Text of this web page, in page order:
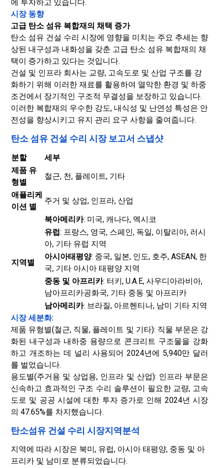
에 투자하고 있습니다.
시장 동향
고급 탄소 섬유 복합재의 채택 증가
탄소 섬유 건설 수리 시장에 영향을 미치는 주요 추세는 향
상된 내구성과 내화성을 갖춘 고급 탄소 섬유 복합재의 채
택이 증가하고 있다는 것입니다.
건설 및 인프라 회사는 교량, 고속도로 및 산업 구조를 강
화하기 위해 이러한 재료를 활용하여 열악한 환경 및 하중
조건에서 장기적인 구조적 무결성을 보장하고 있습니다.
이러한 복합재의 우수한 강도, 내식성 및 난연성 특성은 안
전성을 향상시키고 유지 관리 요구 사항을 줄여줍니다.
탄소 섬유 건설 수리 시장 보고서 스냅샷
분할
세부
제품 유
형별
철근, 천, 플레이트, 기타
애플리케
이션 별
주거 및 상업, 인프라, 산업
지역별
북아메리카: 미국, 캐나다, 멕시코
유럽: 프랑스, ​​영국, 스페인, 독일, 이탈리아, 러시
아, 기타 유럽 지역
아시아태평양: 중국, 일본, 인도, 호주, ASEAN, 한
국, 기타 아시아 태평양 지역
중동 및 아프리카: 터키, U.A.E, 사우디아라비아,
남아프리카공화국, 기타 중동 및 아프리카
남아메리카: 브라질, 아르헨티나, 남미 기타 지역
시장 세분화:
제품 유형별(철근, 직물, 플레이트 및 기타): 직물 부문은 강
화된 내구성과 내하중 용량으로 콘크리트 구조물을 강화
하고 개조하는 데 널리 사용되어 2024년에 5,940만 달러
를 벌었습니다.
용도별(주거용 및 상업용, 인프라 및 산업): 인프라 부문은
신속하고 효과적인 구조 수리 솔루션이 필요한 교량, 고속
도로 및 공공 시설에 대한 투자 증가로 인해 2024년 시장
의 47.65%를 차지했습니다.
탄소섬유 건설 수리 시장지역분석
지역에 따라 시장은 북미, 유럽, 아시아 태평양, 중동 및 아
프리카 및 남미로 분류되었습니다.